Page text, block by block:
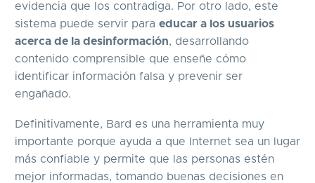
evidencia que los contradiga. Por otro lado, este
sistema puede servir para educar a los usuarios
acerca de la desinformación, desarrollando
contenido comprensible que enseñe cómo
identificar información falsa y prevenir ser
engañado.
Definitivamente, Bard es una herramienta muy
importante porque ayuda a que Internet sea un lugar
más confiable y permite que las personas estén
mejor informadas, tomando buenas decisiones en